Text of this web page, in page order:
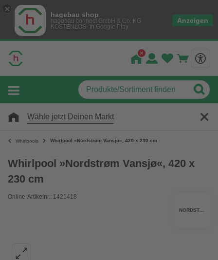
hagebau shop
hagebau connect GmbH & Co. KG
KOSTENLOS- In Google Play
Anzeigen
Wähle jetzt Deinen Markt
Whirlpools Whirlpool »Nordstrøm Vansjø«, 420 x 230 cm
Whirlpool »Nordstrøm Vansjø«, 420 x
230 cm
Online-Artikelnr.: 1421418